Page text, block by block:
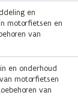
en
motorfietsen en
van
en onderhoud
motorfietsen
van